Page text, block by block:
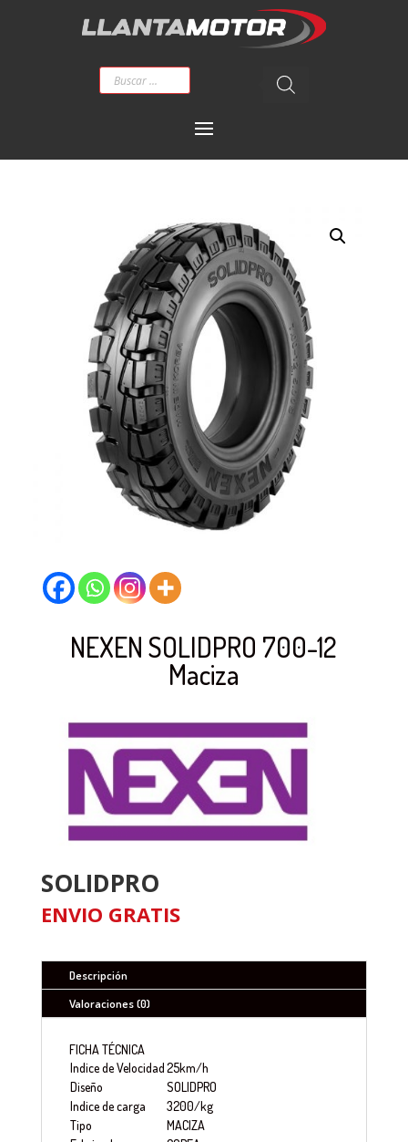
Búsqueda
productos
NEXEN SOLIDPRO 700-12
Maciza
SOLIDPRO
ENVIO GRATIS
Descripción
Valoraciones (0)
FICHA TÉCNICA
Indice de Velocidad25km/h
Diseño
SOLIDPRO
Indice de carga
3200/kg
Tipo
MACIZA